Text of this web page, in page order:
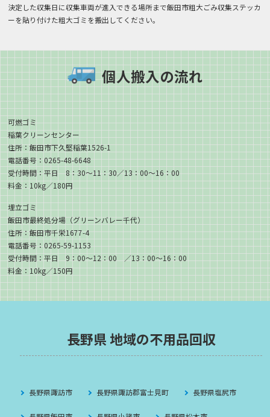
決定した収集日に収集車両が進入できる場所まで飯田市粗大ごみ収集ステッカ
ーを貼り付けた粗大ゴミを搬出してください。
個人搬入の流れ
可燃ゴミ
稲葉クリーンセンター
住所：飯田市下久堅稲葉1526-1
電話番号：0265-48-6648
受付時間：平日 8：30〜11：30／13：00〜16：00
料金：10kg／180円
埋立ゴミ
飯田市最終処分場（グリーンバレー千代）
住所：飯田市千栄1677-4
電話番号：0265-59-1153
受付時間：平日 9：00〜12：00 ／13：00〜16：00
料金：10kg／150円
長野県 地域の不用品回収
長野県諏訪市 長野県諏訪郡富士見町 長野県塩尻市